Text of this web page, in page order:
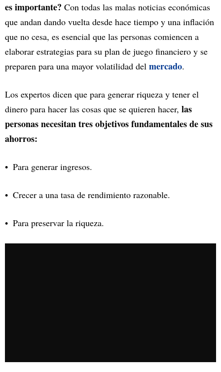
es importante? Con todas las malas noticias económicas
que andan dando vuelta desde hace tiempo y una inflación
que no cesa, es esencial que las personas comiencen a
elaborar estrategias para su plan de juego financiero y se
preparen para una mayor volatilidad del mercado.
Los expertos dicen que para generar riqueza y tener el
dinero para hacer las cosas que se quieren hacer, las
personas necesitan tres objetivos fundamentales de sus
ahorros:
Para generar ingresos.
Crecer a una tasa de rendimiento razonable.
Para preservar la riqueza.